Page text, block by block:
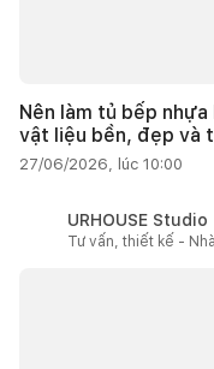
Nên làm tủ bếp nhựa
vật liệu bền, đẹp và
27/06/2026, lúc 10:00
URHOUSE Studio
Tư vấn, thiết kế -